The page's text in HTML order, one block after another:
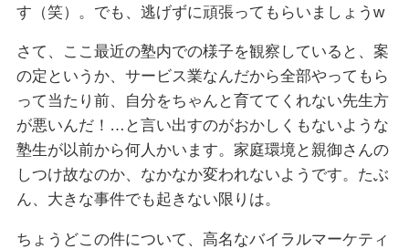
す（笑）。でも、逃げずに頑張ってもらいましょうw
さて、ここ最近の塾内での様子を観察していると、案
の定というか、サービス業なんだから全部やってもら
って当たり前、自分をちゃんと育ててくれない先生方
が悪いんだ！…と言い出すのがおかしくもないような
塾生が以前から何人かいます。家庭環境と親御さんの
しつけ故なのか、なかなか変われないようです。たぶ
ん、大きな事件でも起きない限りは。
ちょうどこの件について、高名なバイラルマーケティ